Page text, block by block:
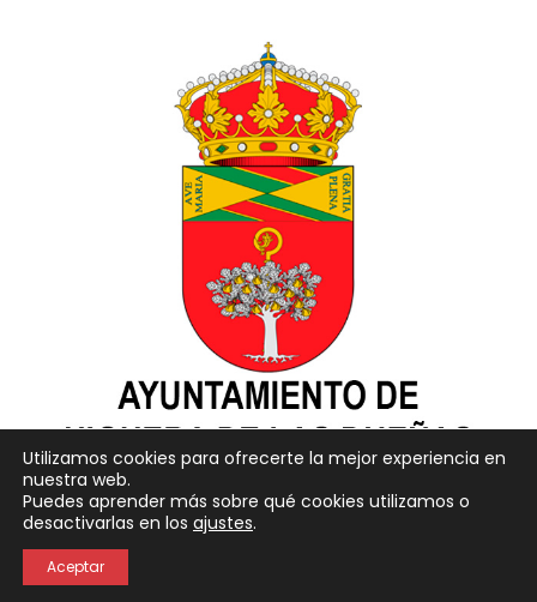
Neve| Funciona gracias aWordPress
Política de Privacidad
Utilizamos cookies para ofrecerte la mejor experiencia en
nuestra web.
Puedes aprender más sobre qué cookies utilizamos o
desactivarlas en los ajustes.
Aceptar